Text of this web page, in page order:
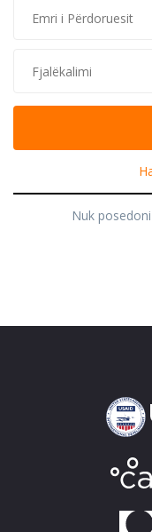
Nuk